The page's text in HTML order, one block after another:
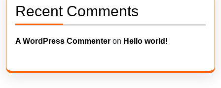
Recent Comments
A WordPress Commenter on Hello world!